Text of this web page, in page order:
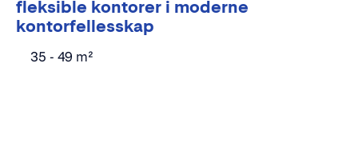
fleksible kontorer i moderne
kontorfellesskap
35 - 49 m²